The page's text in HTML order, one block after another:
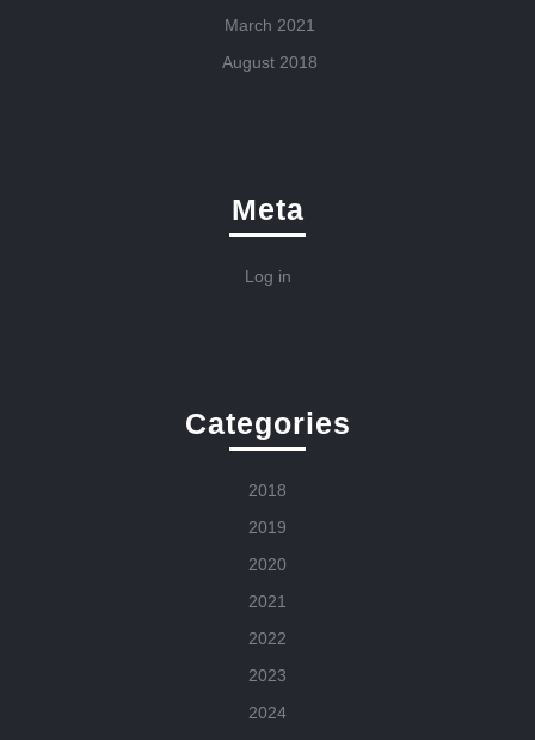
March 2021
August 2018
Meta
Log in
Categories
2018
2019
2020
2021
2022
2023
2024